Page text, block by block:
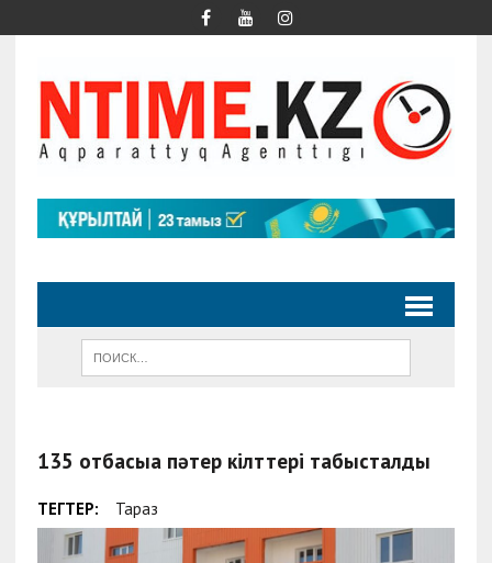
135 отбасыға пәтер кілттері табысталды
ТЕГТЕР: Тараз